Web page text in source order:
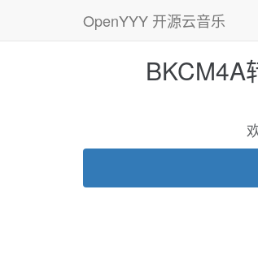
OpenYYY 开源云音乐
BKCM4A